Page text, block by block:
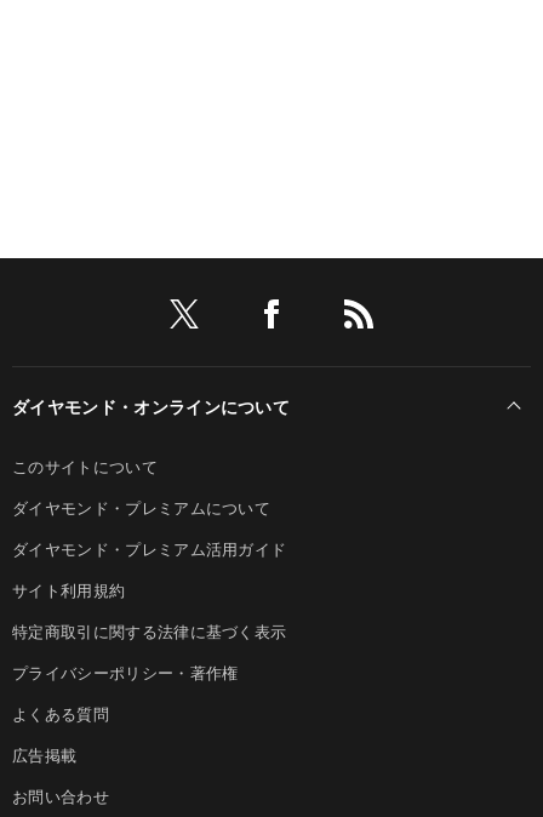
ダイヤモンド・オンラインについて
このサイトについて
ダイヤモンド・プレミアムについて
ダイヤモンド・プレミアム活用ガイド
サイト利用規約
特定商取引に関する法律に基づく表示
プライバシーポリシー・著作権
よくある質問
広告掲載
お問い合わせ